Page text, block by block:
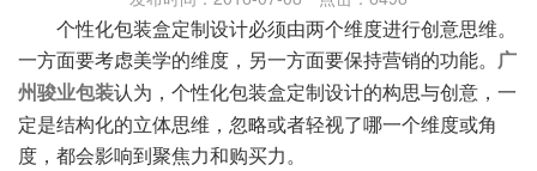
个性化包装盒定制设计必须由两个维度进行创意思维。
一方面要考虑美学的维度，另一方面要保持营销的功能。
广
州骏业包装认为，个性化包装盒定制设计的构思与创意，一
定是结构化的立体思维，忽略或者轻视了哪一个维度或角
度，都会影响到聚焦力和购买力。